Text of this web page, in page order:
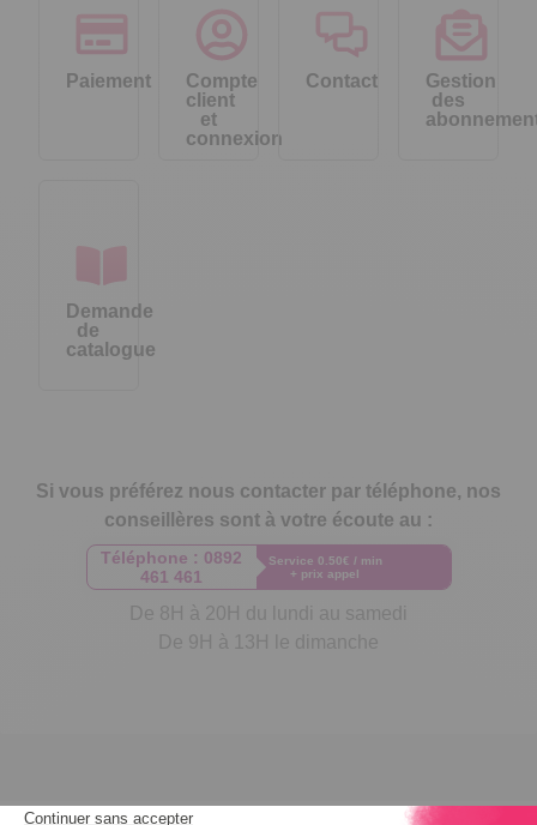
Paiement
Compte
client
et
connexion
Contact
Gestion
des
Demande
de
catalogue
Si vous préférez nous contacter par téléphone, nos
conseillères sont à votre écoute au :
Téléphone : 0892
461 461
Service 0.50€ / min
+ prix appel
De 8H à 20H du lundi au samedi
De 9H à 13H le dimanche